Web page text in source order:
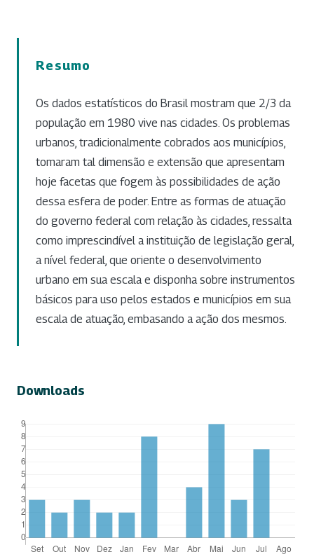
Resumo
Os dados estatísticos do Brasil mostram que 2/3 da
população em 1980 vive nas cidades. Os problemas
urbanos, tradicionalmente cobrados aos municípios,
tomaram tal dimensão e extensão que apresentam
hoje facetas que fogem às possibilidades de ação
dessa esfera de poder. Entre as formas de atuação
do governo federal com relação às cidades, ressalta
como imprescindível a instituição de legislação geral,
a nível federal, que oriente o desenvolvimento
urbano em sua escala e disponha sobre instrumentos
básicos para uso pelos estados e municípios em sua
escala de atuação, embasando a ação dos mesmos.
Downloads